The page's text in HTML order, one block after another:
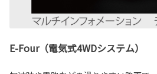
E-Four（電気式4WDシステム）